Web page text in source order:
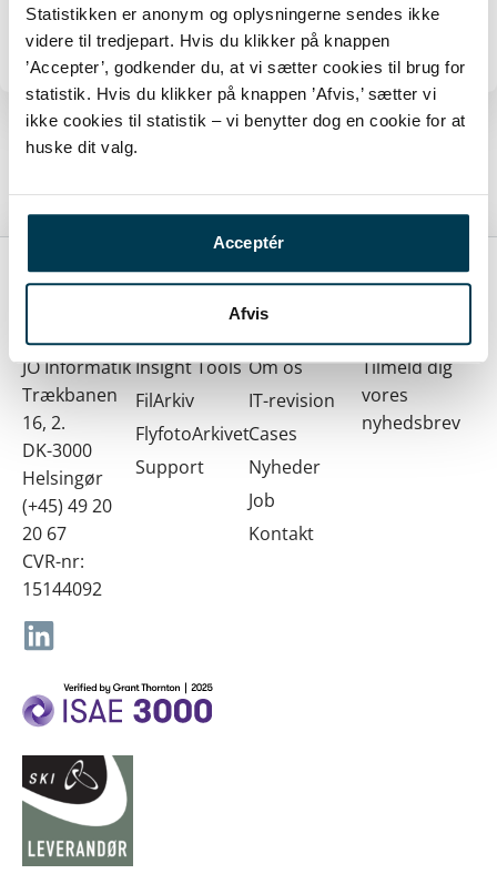
Statistikken er anonym og oplysningerne sendes ikke
videre til tredjepart. Hvis du klikker på knappen
’Accepter’, godkender du, at vi sætter cookies til brug for
statistik. Hvis du klikker på knappen ’Afvis,’ sætter vi
ikke cookies til statistik – vi benytter dog en cookie for at
huske dit valg.
Acceptér
Afvis
FilArkiv eller Insight Tools, så kontakt
Jesper på telefon 4920 2067.
FORRIGE
DAWA Replication for SQL Server
NÆSTE
Vi arbejder med maskinlæring
SKI-leverandør
JO Informatik
Trækbanen
16, 2.
DK-3000
Helsingør
(+45) 49 20
20 67
CVR-nr:
15144092
Insight Tools
FilArkiv
FlyfotoArkivet
Support
Om os
IT-revision
Cases
Nyheder
Job
Kontakt
Tilmeld dig
vores
nyhedsbrev